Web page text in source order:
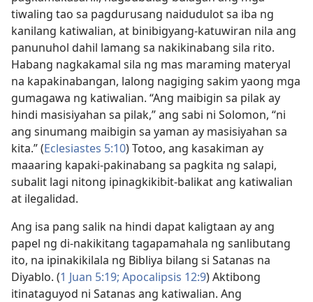
tiwaling tao sa pagdurusang naidudulot sa iba ng
kanilang katiwalian, at binibigyang-katuwiran nila ang
panunuhol dahil lamang sa nakikinabang sila rito.
Habang nagkakamal sila ng mas maraming materyal
na kapakinabangan, lalong nagiging sakim yaong mga
gumagawa ng katiwalian. “Ang maibigin sa pilak ay
hindi masisiyahan sa pilak,” ang sabi ni Solomon, “ni
ang sinumang maibigin sa yaman ay masisiyahan sa
kita.” (Eclesiastes 5:10) Totoo, ang kasakiman ay
maaaring kapaki-pakinabang sa pagkita ng salapi,
subalit lagi nitong ipinagkikibit-balikat ang katiwalian
at ilegalidad.
Ang isa pang salik na hindi dapat kaligtaan ay ang
papel ng di-nakikitang tagapamahala ng sanlibutang
ito, na ipinakikilala ng Bibliya bilang si Satanas na
Diyablo. (1 Juan 5:19; Apocalipsis 12:9) Aktibong
itinataguyod ni Satanas ang katiwalian. Ang